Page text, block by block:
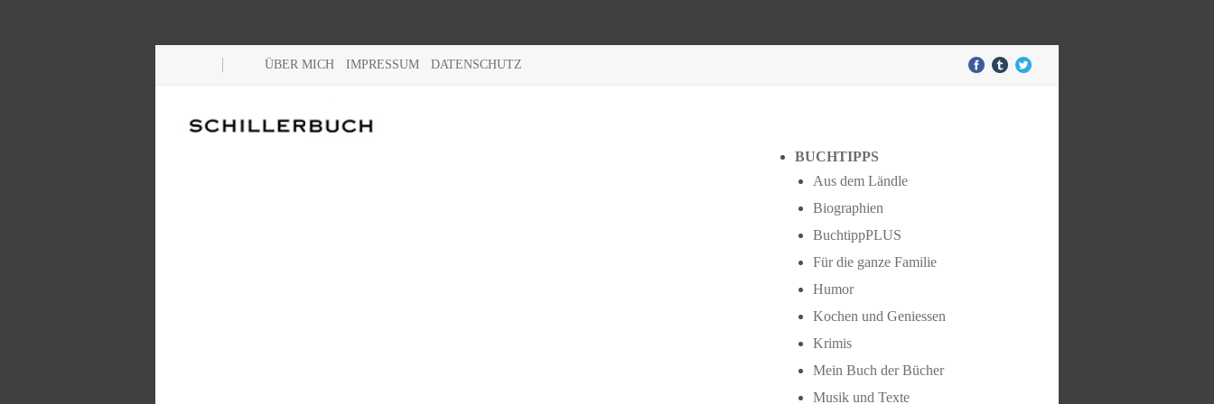
ÜBER MICH IMPRESSUM DATENSCHUTZ
BUCHTIPPS
Aus dem Ländle
Biographien
BuchtippPLUS
Für die ganze Familie
Humor
Kochen und Geniessen
Krimis
Mein Buch der Bücher
Musik und Texte